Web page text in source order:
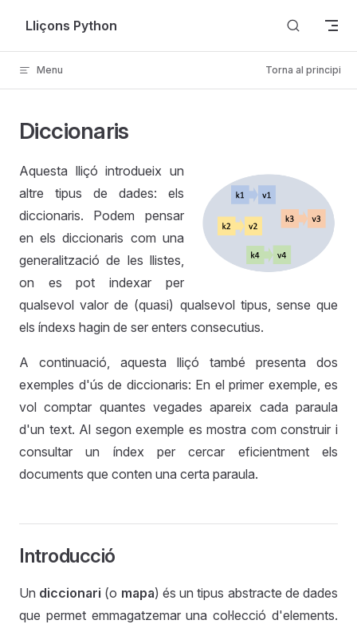
Skip to content
Lliçons Python
Menu Torna al principi
Diccionaris
Aquesta lliçó introdueix un
altre tipus de dades: els
diccionaris. Podem pensar
en els diccionaris com una
generalització de les llistes,
on es pot indexar per
qualsevol valor de (quasi) qualsevol tipus, sense que
els índexs hagin de ser enters consecutius.
A continuació, aquesta lliçó també presenta dos
exemples d'ús de diccionaris: En el primer exemple, es
vol comptar quantes vegades apareix cada paraula
d'un text. Al segon exemple es mostra com construir i
consultar un índex per cercar eficientment els
documents que conten una certa paraula.
Introducció
Un diccionari (o mapa) és un tipus abstracte de dades
que permet emmagatzemar una col·lecció d'elements.